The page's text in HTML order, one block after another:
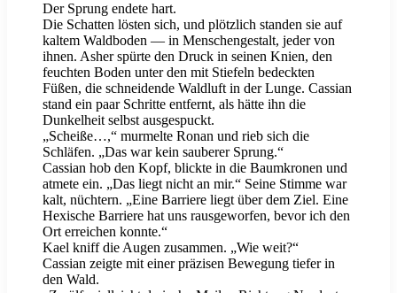
Der Sprung endete hart.
Die Schatten lösten sich, und plötzlich standen sie auf
kaltem Waldboden — in Menschengestalt, jeder von
ihnen. Asher spürte den Druck in seinen Knien, den
feuchten Boden unter den mit Stiefeln bedeckten
Füßen, die schneidende Waldluft in der Lunge. Cassian
stand ein paar Schritte entfernt, als hätte ihn die
Dunkelheit selbst ausgespuckt.
„Scheiße…,“ murmelte Ronan und rieb sich die
Schläfen. „Das war kein sauberer Sprung.“
Cassian hob den Kopf, blickte in die Baumkronen und
atmete ein. „Das liegt nicht an mir.“ Seine Stimme war
kalt, nüchtern. „Eine Barriere liegt über dem Ziel. Eine
Hexische Barriere hat uns rausgeworfen, bevor ich den
Ort erreichen konnte.“
Kael kniff die Augen zusammen. „Wie weit?“
Cassian zeigte mit einer präzisen Bewegung tiefer in
den Wald.